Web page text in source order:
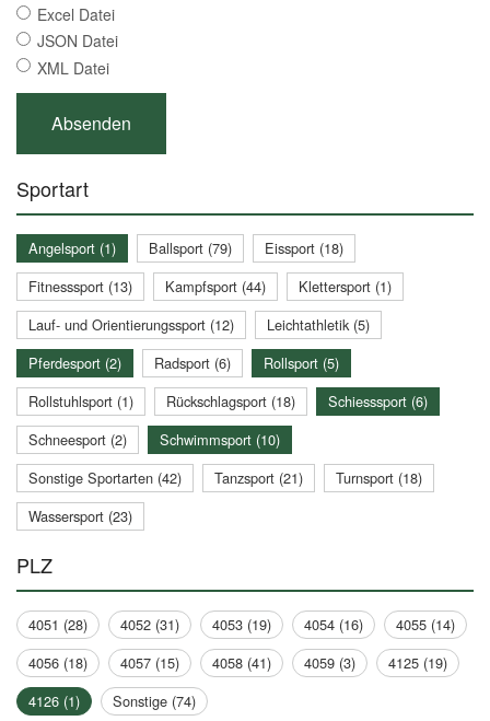
Excel Datei
JSON Datei
XML Datei
Sportart
Angelsport (1) Ballsport (79)
Eissport (18)
Fitnesssport (13)
Kampfsport (44)
Klettersport (1)
Lauf- und Orientierungssport (12)
Leichtathletik (5)
Pferdesport (2)
Radsport (6)
Rollsport (5)
Rollstuhlsport (1)
Rückschlagsport (18)
Schiesssport (6)
Schneesport (2)
Schwimmsport (10)
Sonstige Sportarten (42)
Tanzsport (21)
Turnsport (18)
Wassersport (23)
PLZ
4051 (28) 4052 (31) 4053 (19) 4054 (16)
4055 (14)
4056 (18)
4057 (15) 4058 (41) 4059 (3)
4125 (19)
4126 (1)
Sonstige (74)